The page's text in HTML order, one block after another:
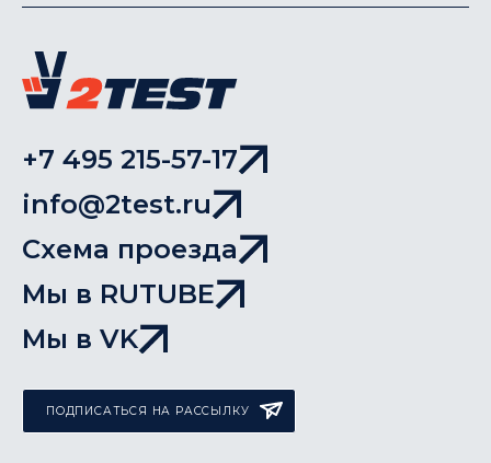
+7 495 215-57-17
info@2test.ru
Схема проезда
Мы в RUTUBE
Мы в VK
ПОДПИСАТЬСЯ НА РАССЫЛКУ